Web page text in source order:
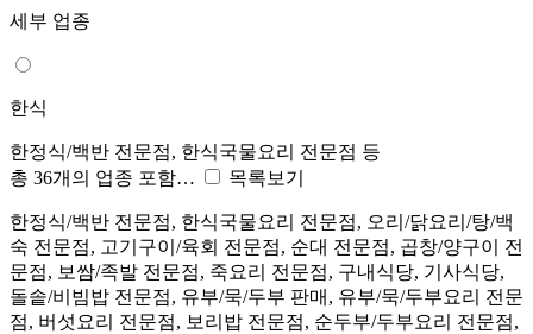
세부 업종
한식
한정식/백반 전문점, 한식국물요리 전문점 등
총 36개의 업종 포함…
목록보기
한정식/백반 전문점, 한식국물요리 전문점, 오리/닭요리/탕/백
숙 전문점, 고기구이/육회 전문점, 순대 전문점, 곱창/양구이 전
문점, 보쌈/족발 전문점, 죽요리 전문점, 구내식당, 기사식당,
돌솥/비빔밥 전문점, 유부/묵/두부 판매, 유부/묵/두부요리 전문
점, 버섯요리 전문점, 보리밥 전문점, 순두부/두부요리 전문점,